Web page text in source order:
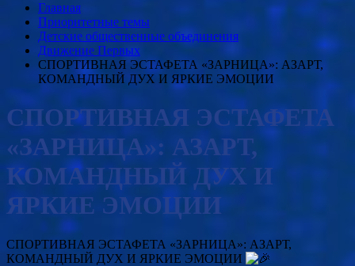
Главная
Приоритетные темы
Детские общественные объединения
Движение Первых
СПОРТИВНАЯ ЭСТАФЕТА «ЗАРНИЦА»: АЗАРТ,
КОМАНДНЫЙ ДУХ И ЯРКИЕ ЭМОЦИИ
СПОРТИВНАЯ ЭСТАФЕТА
«ЗАРНИЦА»: АЗАРТ,
КОМАНДНЫЙ ДУХ И
ЯРКИЕ ЭМОЦИИ
СПОРТИВНАЯ ЭСТАФЕТА «ЗАРНИЦА»: АЗАРТ,
КОМАНДНЫЙ ДУХ И ЯРКИЕ ЭМОЦИИ